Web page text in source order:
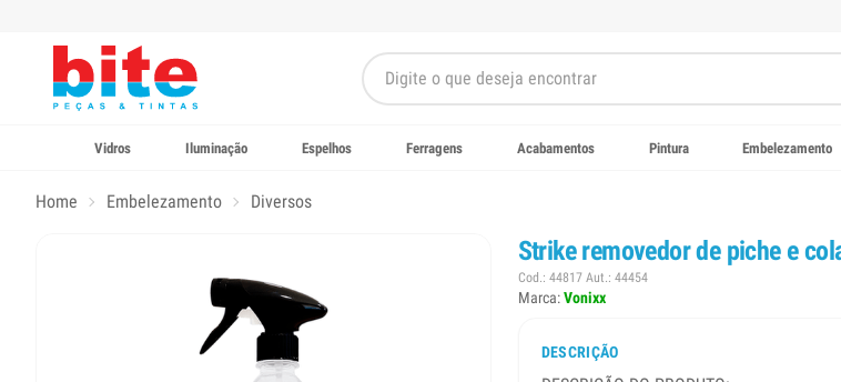
Vidros Iluminação Espelhos Ferragens Acabamentos Pintura Embelezamento
Home Embelezamento Diversos
Strike removedor de piche e
Cod.: 44817 Aut.: 44454
Marca:Vonixx
DESCRIÇÃO